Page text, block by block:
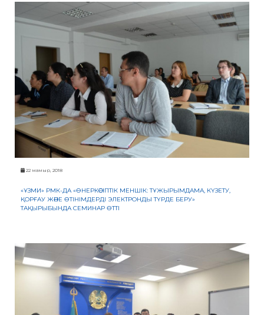
22 мамыр, 2018
«ҰЗМИ» РМК-ДА «ӨНЕРКӘСІПТІК МЕНШІК: ТҰЖЫРЫМДАМА, КҮЗЕТУ,
ҚОРҒАУ ЖӘНЕ ӨТІНІМДЕРДІ ЭЛЕКТРОНДЫ ТҮРДЕ БЕРУ»
ТАҚЫРЫБЫНДА СЕМИНАР ӨТТІ